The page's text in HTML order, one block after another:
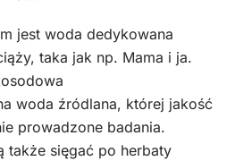
jest woda dedykowana
taka jak np. Mama i ja.
woda źródlana, której jakość
prowadzone badania.
także sięgać po herbaty